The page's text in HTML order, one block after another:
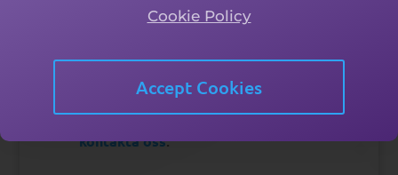
Cookie Policy
Accept Cookies
olika typer av transporter, personal och
Har ni några frågor så tveka inte att
kontakta oss.